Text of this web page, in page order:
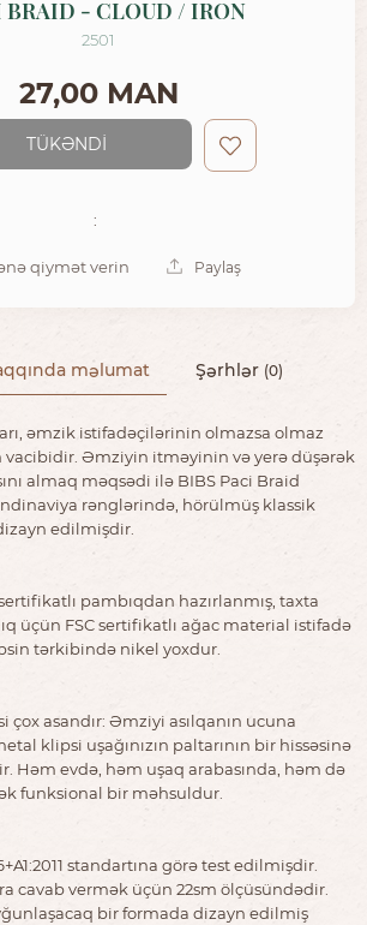
BRAID - CLOUD / IRON
2501
27,00 MAN
TÜKƏNDİ
:
qiymət verin Paylaş
məlumat Şərhlər (0)
əmzik istifadəçilərinin olmazsa olmaz
vacibidir. Əmziyin itməyinin və yerə düşərək
almaq məqsədi ilə BIBS Paci Braid
rənglərində, hörülmüş klassik
edilmişdir.
pambıqdan hazırlanmış, taxta
üçün FSC sertifikatlı ağac material istifadə
tərkibində nikel yoxdur.
çox asandır: Əmziyi asılqanın ucuna
klipsi uşağınızın paltarının bir hissəsinə
Həm evdə, həm uşaq arabasında, həm də
funksional bir məhsuldur.
standartına görə test edilmişdir.
cavab vermək üçün 22sm ölçüsündədir.
bir formada dizayn edilmiş